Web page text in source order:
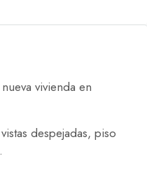
vivienda en
despejadas, piso